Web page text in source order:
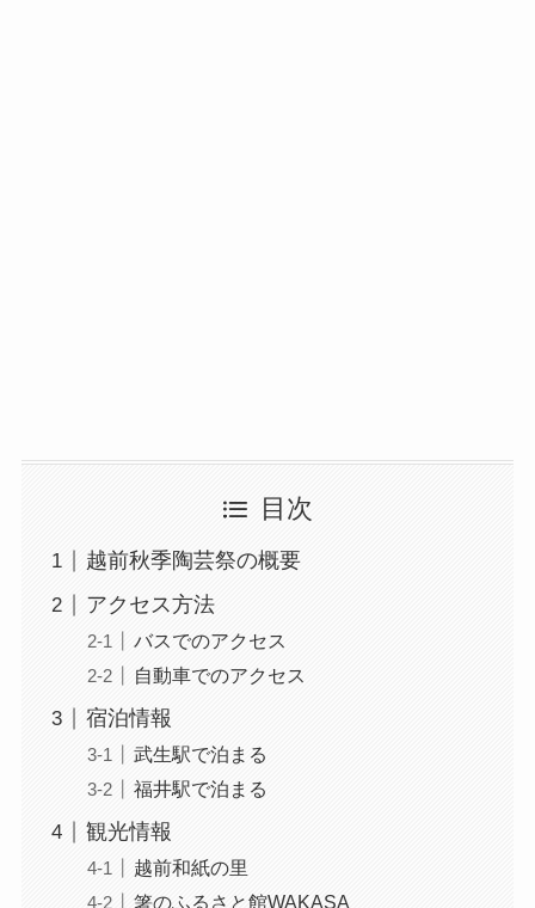
目次
越前秋季陶芸祭の概要
アクセス方法
バスでのアクセス
自動車でのアクセス
宿泊情報
武生駅で泊まる
福井駅で泊まる
観光情報
越前和紙の里
箸のふるさと館WAKASA